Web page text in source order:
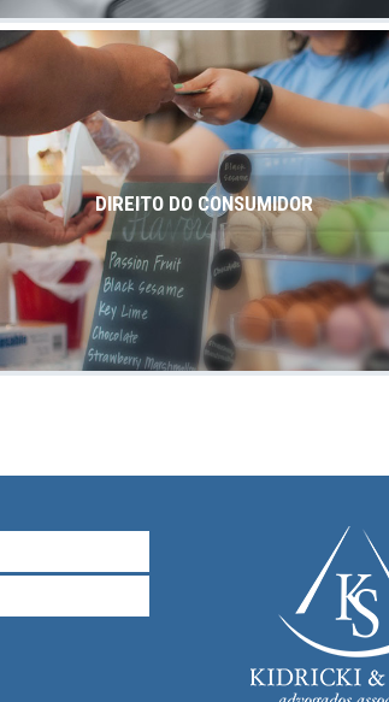
DIREITO DO CONSUMIDOR